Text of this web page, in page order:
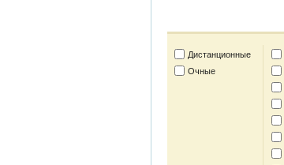
Дистанционные
Очные